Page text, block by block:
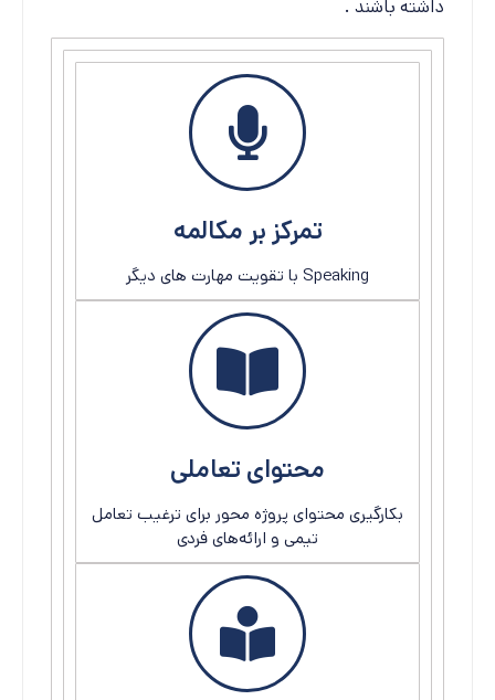
داشته باشند .
تمرکز بر مکالمه
Speaking با تقویت مهارت های دیگر
محتوای تعاملی
بکارگیری محتوای پروژه محور برای ترغیب تعامل
تیمی و ارائه‌های فردی